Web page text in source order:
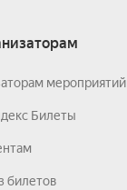
мероприятий
Билеты
билетов